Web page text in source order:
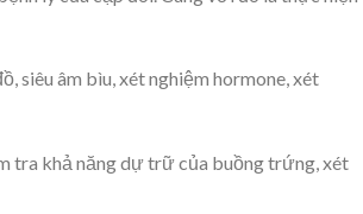
siêu âm bìu, xét nghiệm hormone, xét
tra khả năng dự trữ của buồng trứng, xét